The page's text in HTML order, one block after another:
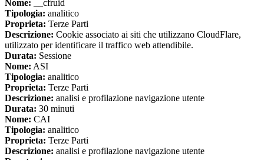
Nome: __cfruid
Tipologia: analitico
Proprieta: Terze Parti
Descrizione: Cookie associato ai siti che utilizzano CloudFlare,
utilizzato per identificare il traffico web attendibile.
Durata: Sessione
Nome: ASI
Tipologia: analitico
Proprieta: Terze Parti
Descrizione: analisi e profilazione navigazione utente
Durata: 30 minuti
Nome: CAI
Tipologia: analitico
Proprieta: Terze Parti
Descrizione: analisi e profilazione navigazione utente